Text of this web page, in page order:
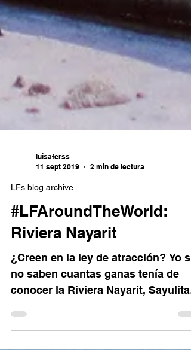
luisaferss
11 sept 2019
LFs blog archive
#LFAroundTheWorld:
Riviera Nayarit
¿Creen en la ley de atracción? Yo si,
no saben cuantas ganas tenía de
conocer la Riviera Nayarit, Sayulita,
Las Islas Marietas eran un...